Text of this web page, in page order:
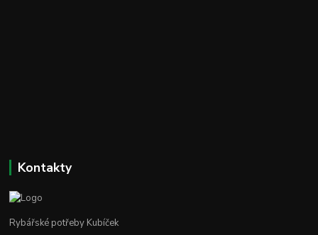
Kontakty
Rybářské potřeby Kubíček